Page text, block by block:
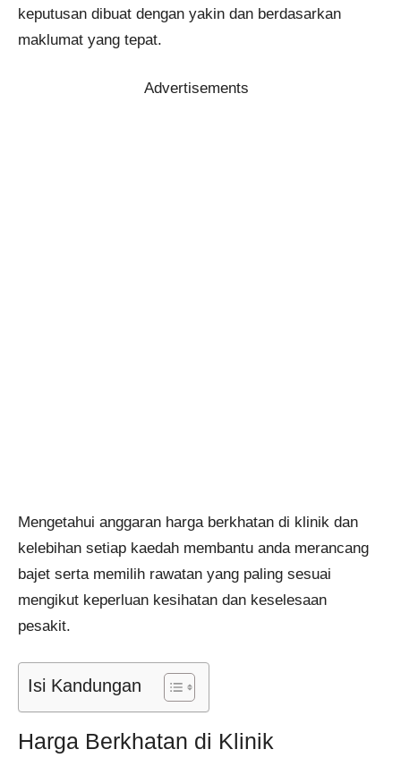
keputusan dibuat dengan yakin dan berdasarkan
maklumat yang tepat.
Advertisements
Mengetahui anggaran harga berkhatan di klinik dan
kelebihan setiap kaedah membantu anda merancang
bajet serta memilih rawatan yang paling sesuai
mengikut keperluan kesihatan dan keselesaan
pesakit.
Isi Kandungan
Harga Berkhatan di Klinik